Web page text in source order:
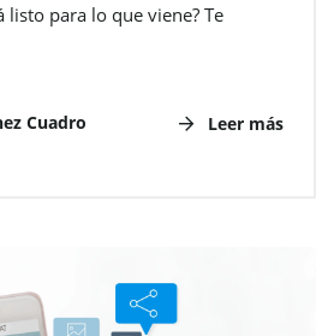
listo para lo que viene? Te
Cuadro Leer más